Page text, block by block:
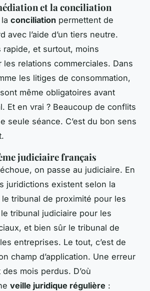
et la conciliation
conciliation permettent de
avec l’aide d’un tiers neutre.
rapide, et surtout, moins
relations commerciales. Dans
les litiges de consommation,
même obligatoires avant
Et en vrai ? Beaucoup de conflits
seule séance. C’est du bon sens
judiciaire français
échoue, on passe au judiciaire. En
juridictions existent selon la
tribunal de proximité pour les
tribunal judiciaire pour les
et bien sûr le tribunal de
entreprises. Le tout, c’est de
champ d’application. Une erreur
mois perdus. D’où
veille juridique régulière :